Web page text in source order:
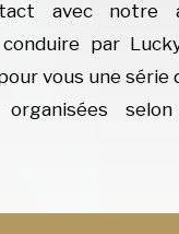
avec notre
conduire par
vous une série
organisées